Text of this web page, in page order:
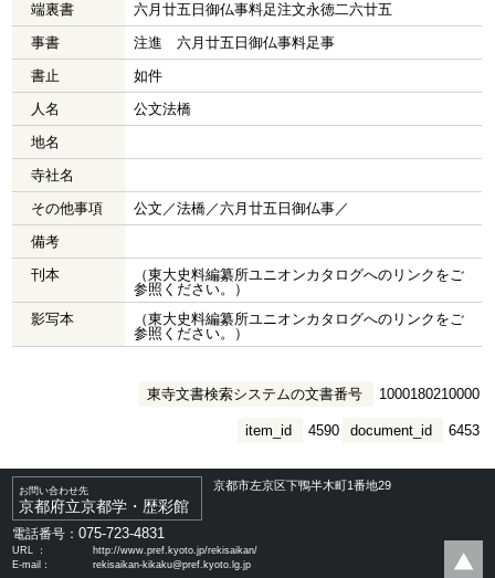
端裏書
六月廿五日御仏事料足注文永徳二六廿五
事書
注進 六月廿五日御仏事料足事
書止
如件
人名
公文法橋
地名
寺社名
その他事項
公文／法橋／六月廿五日御仏事／
備考
刊本
（東大史料編纂所ユニオンカタログへのリンクをご
参照ください。）
影写本
（東大史料編纂所ユニオンカタログへのリンクをご
参照ください。）
東寺文書検索システムの文書番号 1000180210000
document_id 6453
item_id 4590
お問い合わせ先
京都府立京都学・歴彩館
京都市左京区下鴨半木町1番地29
電話番号：075-723-4831
URL ：
http://www.pref.kyoto.jp/rekisaikan/
E-mail：
rekisaikan-kikaku@pref.kyoto.lg.jp